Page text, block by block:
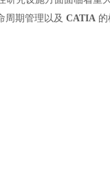
周期管理以及 CATIA